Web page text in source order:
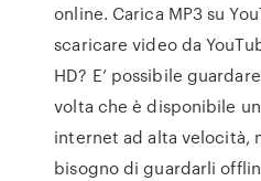
online. Carica MP3 su
scaricare video da
HD? E’ possibile
volta che è disponibile
internet ad alta velocità,
bisogno di guardarli